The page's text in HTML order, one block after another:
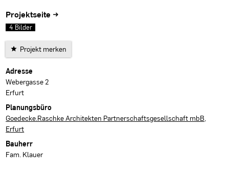
Projektseite →
4 Bilder
Projekt merken
Projektdaten
Adresse
Webergasse 2
Erfurt
Planungsbüro
Goedecke.Raschke Architekten Partnerschaftsgesellschaft mbB,
Erfurt
Bauherr
Fam. Klauer